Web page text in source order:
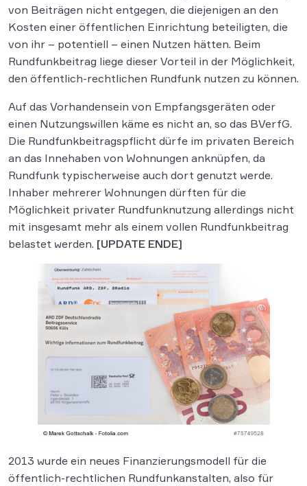
von Beiträgen nicht entgegen, die diejenigen an den
Kosten einer öffentlichen Einrichtung beteiligten, die
von ihr – potentiell – einen Nutzen hätten. Beim
Rundfunkbeitrag liege dieser Vorteil in der Möglichkeit,
den öffentlich-rechtlichen Rundfunk nutzen zu können.
Auf das Vorhandensein von Empfangsgeräten oder
einen Nutzungswillen käme es nicht an, so das BVerfG.
Die Rundfunkbeitragspflicht dürfe im privaten Bereich
an das Innehaben von Wohnungen anknüpfen, da
Rundfunk typischerweise auch dort genutzt werde.
Inhaber mehrerer Wohnungen dürften für die
Möglichkeit privater Rundfunknutzung allerdings nicht
mit insgesamt mehr als einem vollen Rundfunkbeitrag
belastet werden. [UPDATE ENDE]
2013 wurde ein neues Finanzierungsmodell für die
öffentlich-rechtlichen Rundfunkanstalten, also für